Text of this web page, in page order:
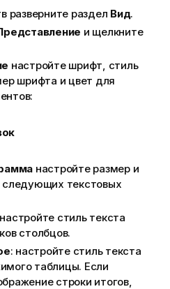
разверните раздел Вид.
и щелкните
настройте шрифт, стиль
шрифта и цвет для
настройте размер и
текстовых
стиль текста
столбцов.
: настройте стиль текста
таблицы. Если
строки итогов,